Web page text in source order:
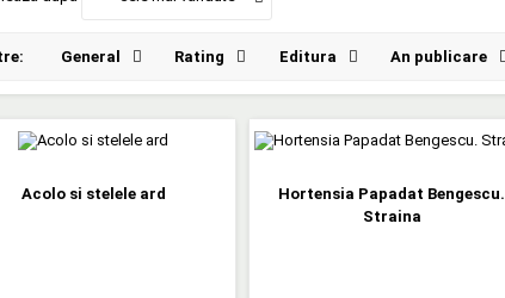
General Rating Editura An publicare
Acolo si stelele ard
Hortensia Papadat Bengescu.
Straina